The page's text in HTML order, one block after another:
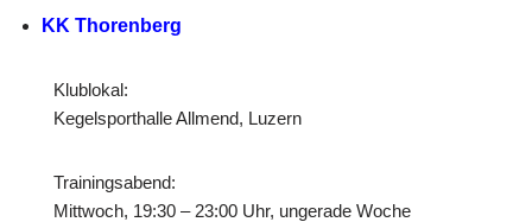
KK Thorenberg
Klublokal:
Kegelsporthalle Allmend, Luzern
Trainingsabend:
Mittwoch, 19:30 – 23:00 Uhr, ungerade Woche